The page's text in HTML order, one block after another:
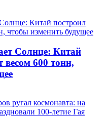
Солнце: Китай
весом 600 тонн,